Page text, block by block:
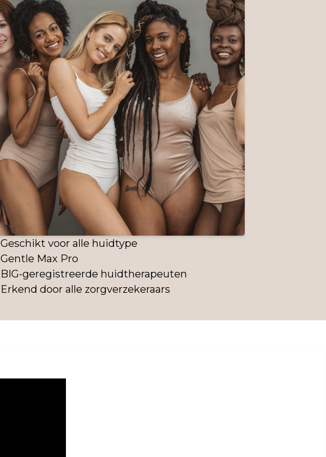
Geschikt voor alle huidtype
Gentle Max Pro
BIG-geregistreerde huidtherapeuten
Erkend door alle zorgverzekeraars